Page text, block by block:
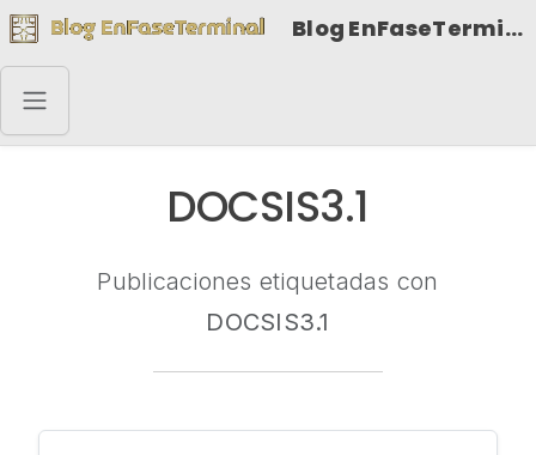
Blog EnFaseTerminal
DOCSIS3.1
Publicaciones etiquetadas con
DOCSIS3.1